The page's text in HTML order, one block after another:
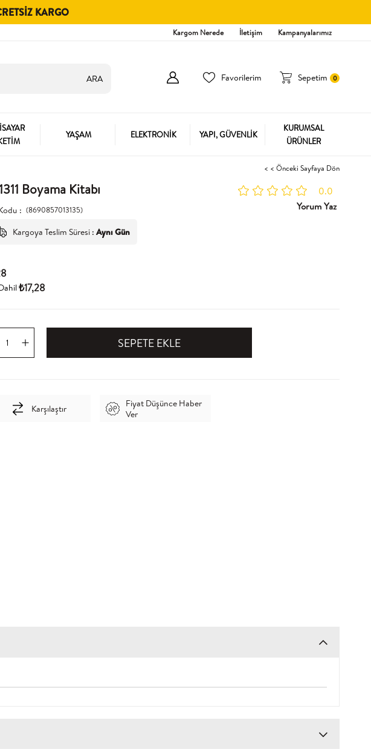
KARGO
Kargom Nerede İletişim Kampanyalarımız
Sepetim 0
Favorilerim
YAŞAM ELEKTRONİK YAPI, GÜVENLİK
KURUMSAL
ÜRÜNLER
< < Önceki Sayfaya Dön
Boyama Kitabı
0.0
Yorum Yaz
(8690857013135)
Kargoya Teslim Süresi : Aynı Gün
₺17,28
Karşılaştır
Fiyat Düşünce Haber
Ver